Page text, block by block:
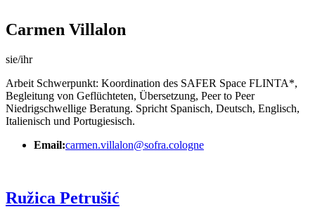
Carmen Villalon
sie/ihr
Arbeit Schwerpunkt: Koordination des SAFER Space FLINTA*,
Begleitung von Geflüchteten, Übersetzung, Peer to Peer
Niedrigschwellige Beratung. Spricht Spanisch, Deutsch, Englisch,
Italienisch und Portugiesisch.
Email:carmen.villalon@sofra.cologne
Ružica Petrušić